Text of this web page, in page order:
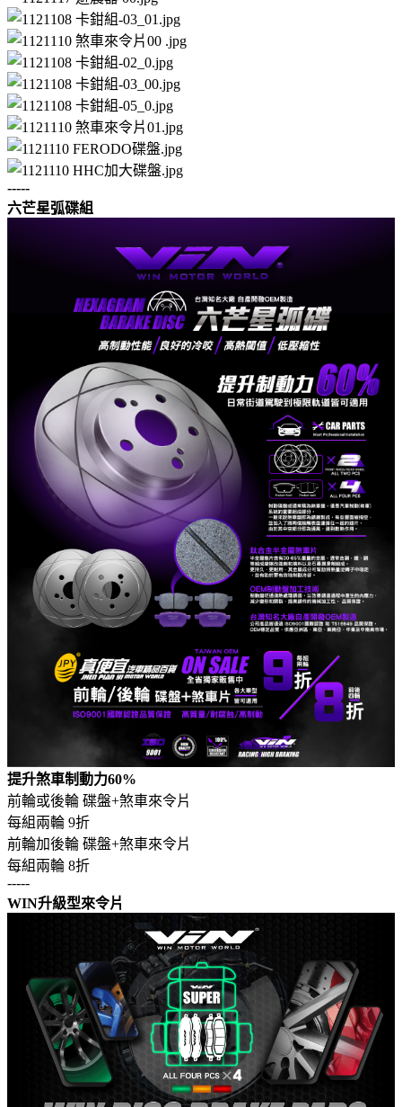
-----
六芒星弧碟組
提升煞車制動力60%
前輪或後輪 碟盤+煞車來令片
每組兩輪 9折
前輪加後輪 碟盤+煞車來令片
每組兩輪 8折
-----
WIN升級型來令片